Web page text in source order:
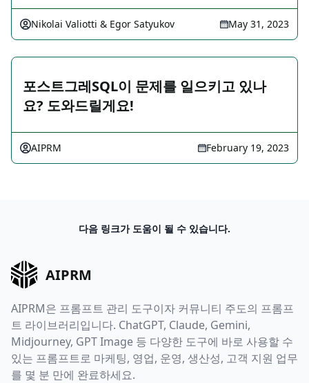
Nikolai Valiotti & Egor Satyukov May 31, 2023
포스트그레SQL이 문제를 일으키고 있나
요? 도와드릴게요!
AIPRM February 19, 2023
다음 링크가 도움이 될 수 있습니다.
AIPRM
AIPRM은 프롬프트 관리 도구이자 커뮤니티 주도의 프롬프
트 라이브러리입니다. ChatGPT, Claude, Gemini,
Midjourney, GPT Image 등 다양한 도구에 바로 사용할 수
있는 프롬프트로 마케팅, 영업, 운영, 생산성, 고객 지원 업무
를 몇 분 만에 완료하세요.